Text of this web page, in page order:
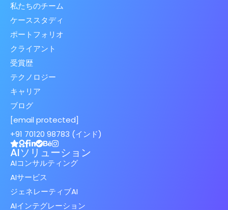
私たちのチーム
ケーススタディ
ポートフォリオ
クライアント
受賞歴
テクノロジー
キャリア
ブログ
[email protected]
+91 70120 98783 (インド)
AIソリューション
AIコンサルティング
AIサービス
ジェネレーティブAI
AIインテグレーション